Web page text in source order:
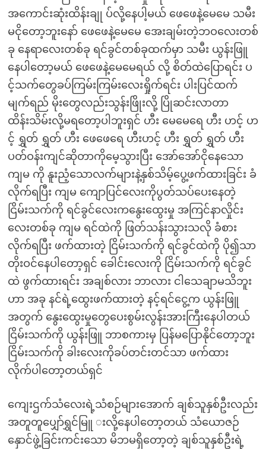
အကောင်းဆုံးထိန်းချု ပ်လို့နေပါ့မယ် ဖေဖေနဲ့မေမေ သမီး
မငိုတော့ဘူးနော် ဖေဖေနဲ့မေမေ အေးချမ်းတဲ့ဘဝလေးတစ်
ခု နေရာလေးတစ်ခု ရင်ခွင်တစ်ခုထက်မှာ သမီး ယွန်းဖြူ
နေပါတော့မယ် ဖေဖေနဲ့မေမေရယ် လို့ စိတ်ထဲပြောရင်း ပ
င့်သက်တွေခပ်ကြမ်းကြမ်းလေးရှိုက်ရင်း ပါးပြင်ထက်
မျက်ရည် မိုးတွေလည်းသွန်းဖြိုးလို့ ပြိုဆင်းလာတာ
ထိန်းသိမ်းလို့မရတော့ပါဘူးရှင် ဟီး မေမေရေ ဟီး ဟင့် ဟ
င့် ရွှတ် ရွှတ် ဟီး ဖေဖေရေ ဟီးဟင့် ဟီး ရွှတ် ရွှတ် ဟီး
ပတ်ဝန်းကျင်ဆိုတာကိုမေ့သွားပြီး အော်အော်ငိုနေသော
ကျမ ကို နူးညံ့သောလက်များနဲ့နှစ်သိမ့်ပွေ့ဖက်ထားခြင်း ခံ
လိုက်ရပြီး ကျမ ကျောပြင်လေးကိုပွတ်သပ်ပေးနေတဲ့
ငြိမ်းသက်ကို ရင်ခွင်လေးကနွေးထွေးမှု အကြင်နာလှိုင်း
လေးတစ်ခု ကျမ ရင်ထဲကို ဖြတ်သန်းသွားသလို ခံစား
လိုက်ရပြီး ဖက်ထားတဲ့ ငြိမ်းသက်ကို ရင်ခွင်ထဲကို ပို၍သာ
တိုးဝင်နေပါတော့ရှင် ခေါင်းလေးကို ငြိမ်းသက်ကို ရင်ခွင်
ထဲ ဖွက်ထားရင်း အချစ်လား ဘာလား ငါသေချာမသိဘူး
ဟာ အခု နင်ရဲ့ထွေးဖက်ထားတဲ့ နင့်ရင်ငွေ့က ယွန်းဖြူ
အတွက် နွေးထွေးမှုတွေပေးစွမ်းလွန်းအားကြီးနေပါတယ်
ငြိမ်းသက်ကို ယွန်းဖြူ ဘာစကားမှ ပြန်မပြောနိုင်တော့ဘူး
ငြိမ်းသက်ကို ခါးလေးကိုခပ်တင်းတင်သာ ဖက်ထား
လိုက်ပါတော့တယ်ရှင်
ကျေးဌက်သံလေးရဲ့သံစဉ်များအောက် ချစ်သူနှစ်ဦးလည်း
အတူတူပျှော်ရွှင်မြူ းလို့နေပါတော့တယ် သံယောဇဉ်
နှောင်ဖွဲ့ခြင်းကင်းသော မိဘမရှိတော့တဲ့ ချစ်သူနှစ်ဦးရဲ့